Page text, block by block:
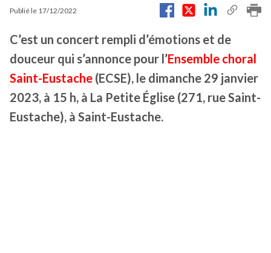
Publié le 17/12/2022
C’est un concert rempli d’émotions et de
douceur qui s’annonce pour l’Ensemble choral
Saint-Eustache (ECSE), le dimanche 29 janvier
2023, à 15 h, à La Petite Église (271, rue Saint-
Eustache), à Saint-Eustache.